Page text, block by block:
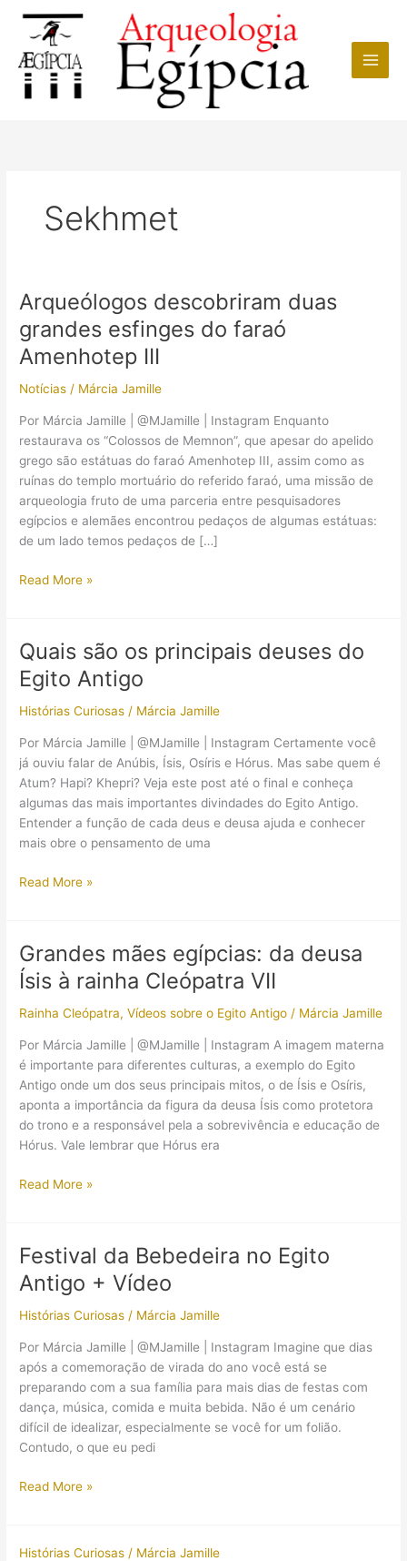
conteúdo
Sekhmet
Arqueólogos descobriram duas
grandes esfinges do faraó
Amenhotep III
Notícias / Márcia Jamille
Por Márcia Jamille | @MJamille | Instagram Enquanto
restaurava os “Colossos de Memnon”, que apesar do apelido
grego são estátuas do faraó Amenhotep III, assim como as
ruínas do templo mortuário do referido faraó, uma missão de
arqueologia fruto de uma parceria entre pesquisadores
egípcios e alemães encontrou pedaços de algumas estátuas:
de um lado temos pedaços de […]
Arqueólogos
esfinges
do
Amenhotep
III
Read More »
Quais são os principais deuses do
Egito Antigo
Histórias Curiosas / Márcia Jamille
Por Márcia Jamille | @MJamille | Instagram Certamente você
já ouviu falar de Anúbis, Ísis, Osíris e Hórus. Mas sabe quem é
Atum? Hapi? Khepri? Veja este post até o final e conheça
algumas das mais importantes divindades do Egito Antigo.
Entender a função de cada deus e deusa ajuda e conhecer
mais obre o pensamento de uma
Quais
deuses
do
Antigo
Read More »
Grandes mães egípcias: da deusa
Ísis à rainha Cleópatra VII
Rainha Cleópatra,Vídeos sobre o Egito Antigo / Márcia Jamille
Por Márcia Jamille | @MJamille | Instagram A imagem materna
é importante para diferentes culturas, a exemplo do Egito
Antigo onde um dos seus principais mitos, o de Ísis e Osíris,
aponta a importância da figura da deusa Ísis como protetora
do trono e a responsável pela a sobrevivência e educação de
Hórus. Vale lembrar que Hórus era
Grandes
deusa
Ísis
rainha
Cleópatra
VII
Read More »
Festival da Bebedeira no Egito
Antigo + Vídeo
Histórias Curiosas / Márcia Jamille
Por Márcia Jamille | @MJamille | Instagram Imagine que dias
após a comemoração de virada do ano você está se
preparando com a sua família para mais dias de festas com
dança, música, comida e muita bebida. Não é um cenário
difícil de idealizar, especialmente se você for um folião.
Contudo, o que eu pedi
Festival
no
Read More »
Histórias Curiosas / Márcia Jamille